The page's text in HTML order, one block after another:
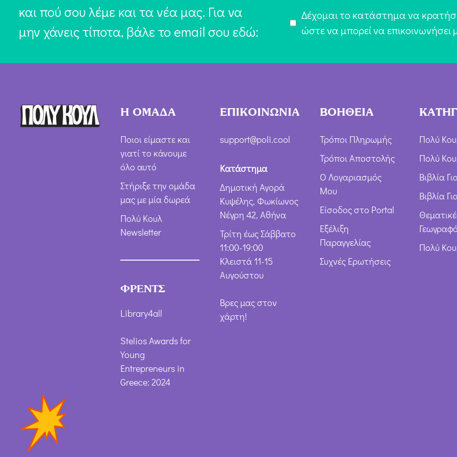
και πού σου λέμε και τα νέα μας. Για να
μην χάνεις τίποτα, βάλε το email σου εδώ:
i
π
δ
ή
ρ
Δέχομαι το κατάστημα να
ώστε να μπορεί να επικοινωνήσει
Η ΟΜΑΔΑ
Ποιοι είμαστε και
γιατί το κάνουμε
όλο αυτό
Στήριξε την ομάδα
μας με μία δωρεά
Πολύ Κουλ
Newsletter
ΦΡΕΝΤΣ
Library4all
Stelios Awards for
Young
Entrepreneurs in
Greece: 2024
ΕΠΙΚΟΙΝΩΝΙΑ
support@poli.cool
Κατάστημα
Δημοτική Αγορά
Κυψέλης, Φωκίωνος
Νέγρη 42, Αθήνα
Τρίτη έως Σάββατο
11:00-19:00
Κλειστά 11-15
Αυγούστου
Βρες μας στον
χάρτη!
ΒΟΗΘΕΙΑ
Τρόποι Πληρωμής
Τρόποι Αποστολής
Ο Λογαριασμός
Μου
Είσοδος στο Portal
Εξέλιξη
Παραγγελίας
Συχνές Ερωτήσεις
Πολύ
Πολύ
Βιβλία
Βιβλία
Πολύ